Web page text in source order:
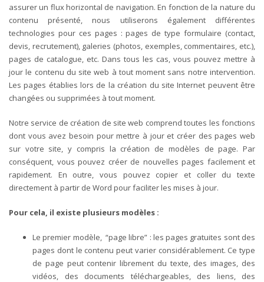
assurer un flux horizontal de navigation. En fonction de la nature du
contenu présenté, nous utiliserons également différentes
technologies pour ces pages : pages de type formulaire (contact,
devis, recrutement), galeries (photos, exemples, commentaires, etc.),
pages de catalogue, etc. Dans tous les cas, vous pouvez mettre à
jour le contenu du site web à tout moment sans notre intervention.
Les pages établies lors de la création du site Internet peuvent être
changées ou supprimées à tout moment.
Notre service de création de site web comprend toutes les fonctions
dont vous avez besoin pour mettre à jour et créer des pages web
sur votre site, y compris la création de modèles de page. Par
conséquent, vous pouvez créer de nouvelles pages facilement et
rapidement. En outre, vous pouvez copier et coller du texte
directement à partir de Word pour faciliter les mises à jour.
Pour cela, il existe plusieurs modèles :
Le premier modèle, “page libre” : les pages gratuites sont des
pages dont le contenu peut varier considérablement. Ce type
de page peut contenir librement du texte, des images, des
vidéos, des documents téléchargeables, des liens, des